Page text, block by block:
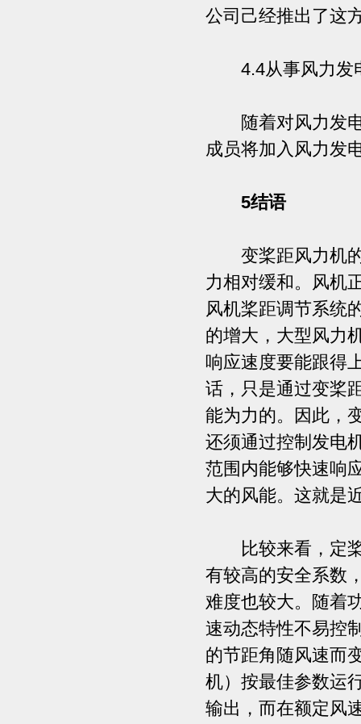
公司己经推出了这
4.4从事风力发
随着对风力发电
成员将加入风力发
5结语
变桨距风力机的
力相对缓和。风机
风机桨距调节系统
的增大，大型风力
响应速度要能跟得
话，只是通过变桨
能为力的。因此，
还须通过控制发电
范围内能够快速响
大的风能。这就是
比较来看，定桨
有较高的安全系数
难度也较大。随着
速动态特性不易控
的节距角随风速而
机）按最佳参数运
输出，而在额定风